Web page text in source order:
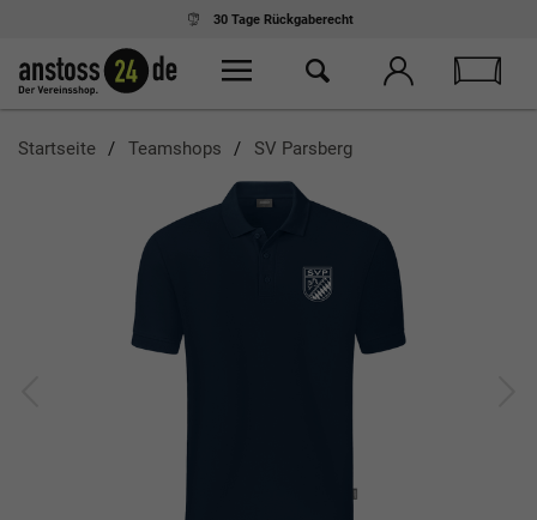
30 Tage Rückgaberecht
Startseite Teamshops SV Parsberg